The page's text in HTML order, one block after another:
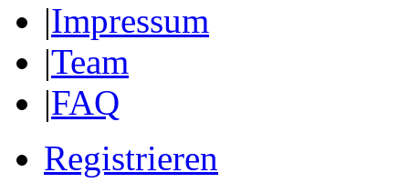
|Impressum
|Team
|FAQ
Registrieren